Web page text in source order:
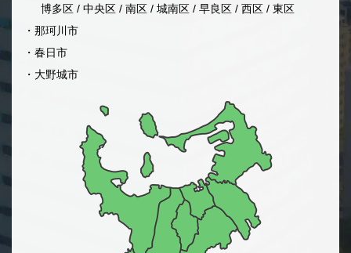
博多区 / 中央区 / 南区 / 城南区 / 早良区 / 西区 / 東区
・那珂川市
・春日市
・大野城市